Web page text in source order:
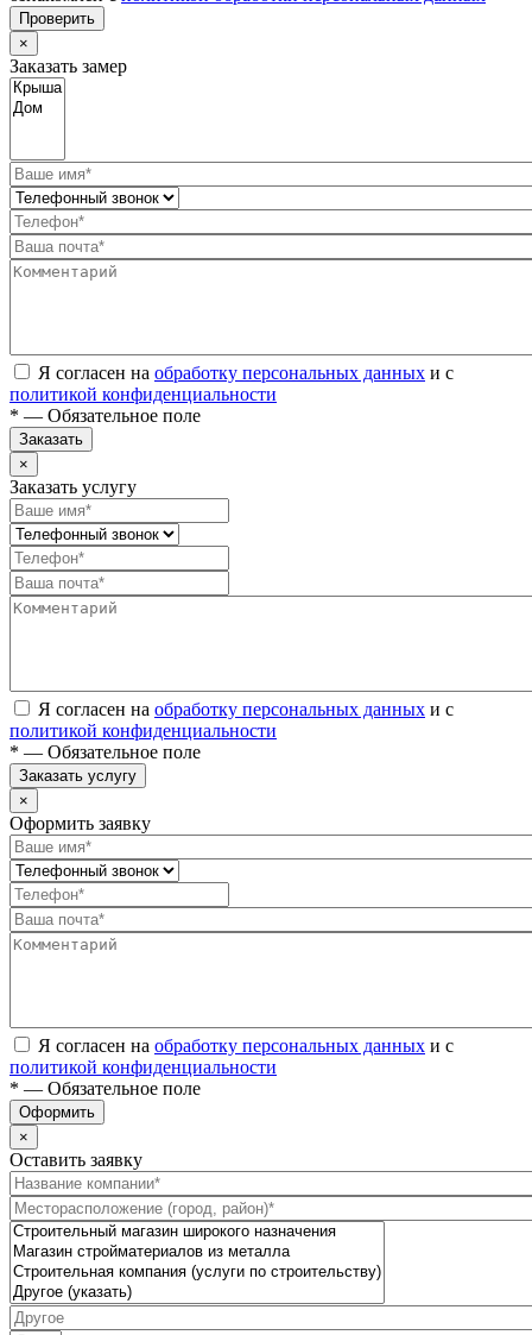
Проверить
×
Заказать замер
Я согласен на обработку персональных данных и с
политикой конфиденциальности
* — Обязательное поле
Заказать
×
Заказать услугу
Я согласен на обработку персональных данных и с
политикой конфиденциальности
* — Обязательное поле
Заказать услугу
×
Оформить заявку
Я согласен на обработку персональных данных и с
политикой конфиденциальности
* — Обязательное поле
Оформить
×
Оставить заявку